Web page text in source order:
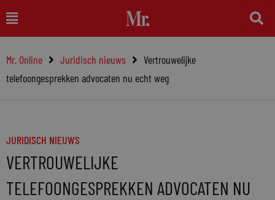
naar
inhoud
Main
Menu
Mr. Online Juridisch nieuws
Vertrouwelijke
telefoongesprekken advocaten nu echt weg
JURIDISCH NIEUWS
VERTROUWELIJKE
TELEFOONGESPREKKEN ADVOCATEN NU